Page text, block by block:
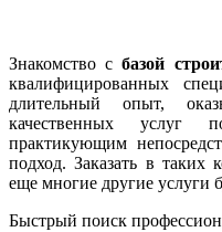
Знакомство сбазой
квалифицированных
длительный опыт,
качественных услуг
практикующим
подход. Заказать в таких
еще многие другие услуги
Быстрый поиск